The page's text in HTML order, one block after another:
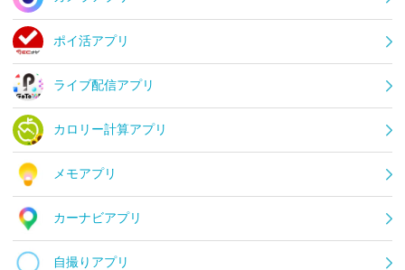
ポイ活アプリ
ライブ配信アプリ
カロリー計算アプリ
メモアプリ
カーナビアプリ
自撮りアプリ